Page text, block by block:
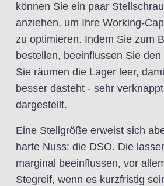
können Sie ein paar
anziehen, um Ihre Working-
zu optimieren. Indem Sie zum
bestellen, beeinflussen Sie
Sie räumen die Lager leer,
besser dasteht - sehr
dargestellt.
Eine Stellgröße erweist sich
harte Nuss: die DSO. Die
marginal beeinflussen, vor
Stegreif, wenn es kurzfristig